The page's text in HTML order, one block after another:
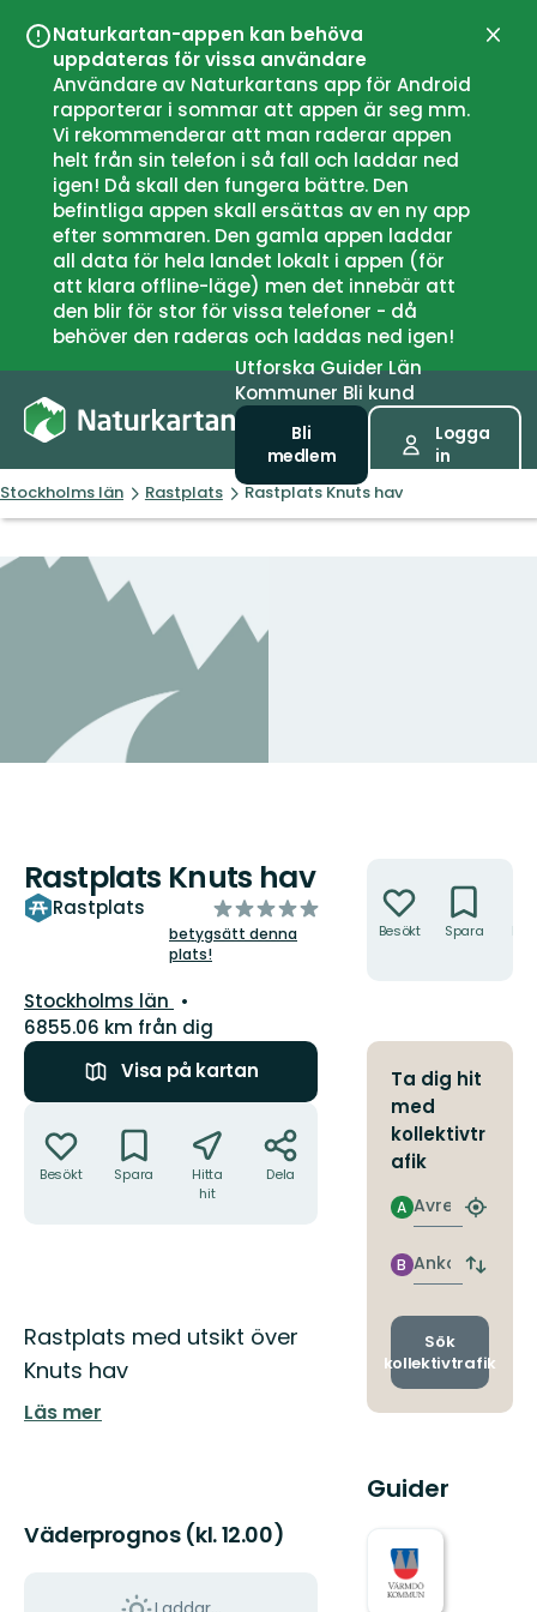
Naturkartan-appen kan behöva
uppdateras för vissa användare
Användare av Naturkartans app för Android
rapporterar i sommar att appen är seg mm.
Vi rekommenderar att man raderar appen
helt från sin telefon i så fall och laddar ned
igen! Då skall den fungera bättre. Den
befintliga appen skall ersättas av en ny app
efter sommaren. Den gamla appen laddar
all data för hela landet lokalt i appen (för
att klara offline-läge) men det innebär att
den blir för stor för vissa telefoner - då
behöver den raderas och laddas ned igen!
UtforskaGuiderLän
Kommuner Bli kund
Bli
medlem
Logga
in
Stockholms län Rastplats Rastplats Knuts hav
Rastplats Knuts hav
Rastplats
av
5
stjärnor
betygsätt denna
plats!
Län:
Stockholms län
6855.06 km från dig
Visa på kartan
Besökt Spara
Hitta
hit
Dela
Beskrivning
Rastplats med utsikt över
Knuts hav
Läs mer
Väderprognos (kl. 12.00)
Besökt Spara
Ta dig hit
med
kollektivtr
afik
Avresa
A
Hitta
Ankomst
B
Byt
och
Sök
kollektivtrafik
Guider